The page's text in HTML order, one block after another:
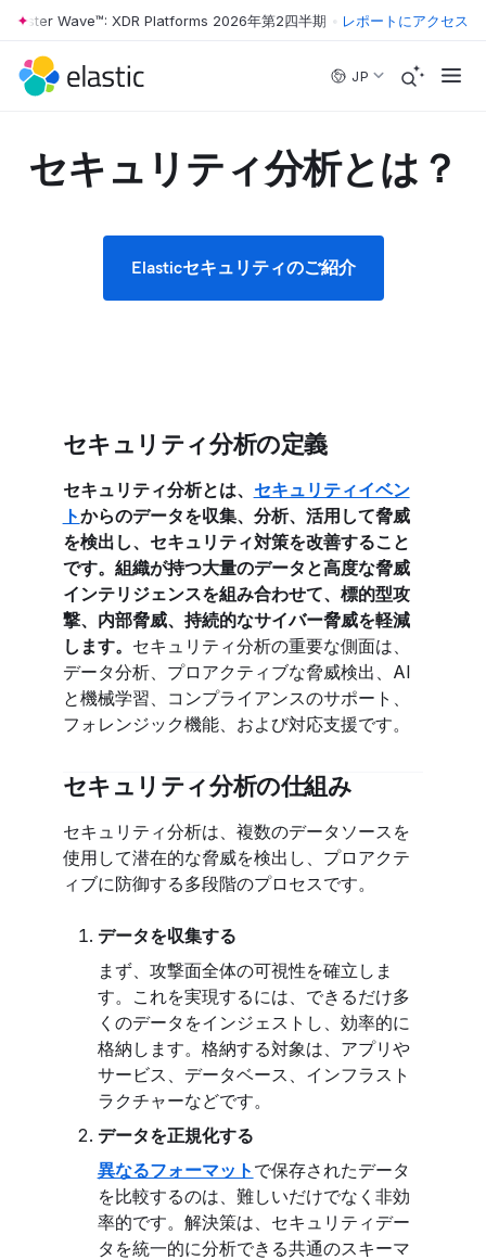
Skip to main content
Wave™: XDR Platforms 2026年第2四半期 • The Forrester Wave™:
レポートにアクセス
JP
セキュリティ分析とは？
Elasticセキュリティのご紹介
セキュリティ分析の定義
セキュリティ分析とは、 セキュリティイベン
トからのデータを収集、分析、活用して脅威
を検出し、セキュリティ対策を改善すること
です。組織が持つ大量のデータと高度な脅威
インテリジェンスを組み合わせて、標的型攻
撃、内部脅威、持続的なサイバー脅威を軽減
します。 セキュリティ分析の重要な側面は、
データ分析、プロアクティブな脅威検出、AI
と機械学習、コンプライアンスのサポート、
フォレンジック機能、および対応支援です。
セキュリティ分析の仕組み
セキュリティ分析は、複数のデータソースを
使用して潜在的な脅威を検出し、プロアクテ
ィブに防御する多段階のプロセスです。
データを収集する
まず、攻撃面全体の可視性を確立しま
す。これを実現するには、できるだけ多
くのデータをインジェストし、効率的に
格納します。格納する対象は、アプリや
サービス、データベース、インフラスト
ラクチャーなどです。
データを正規化する
異なるフォーマット で保存されたデータ
を比較するのは、難しいだけでなく非効
率的です。解決策は、セキュリティデー
タを統一的に分析できる共通のスキーマ